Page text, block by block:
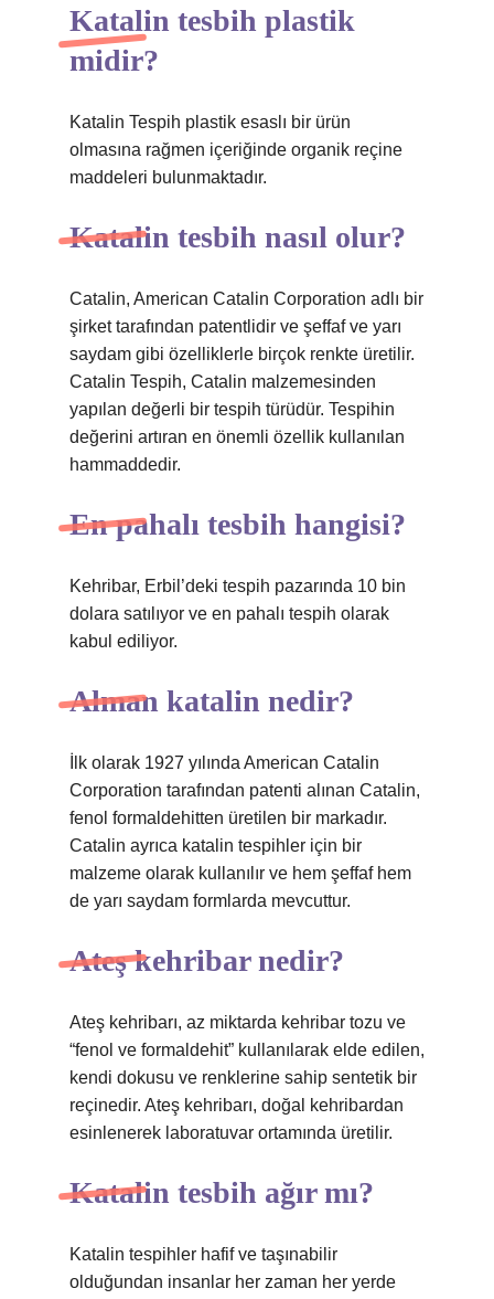
Katalin tesbih plastik
midir?
Katalin Tespih plastik esaslı bir ürün
olmasına rağmen içeriğinde organik reçine
maddeleri bulunmaktadır.
Katalin tesbih nasıl olur?
Catalin, American Catalin Corporation adlı bir
şirket tarafından patentlidir ve şeffaf ve yarı
saydam gibi özelliklerle birçok renkte üretilir.
Catalin Tespih, Catalin malzemesinden
yapılan değerli bir tespih türüdür. Tespihin
değerini artıran en önemli özellik kullanılan
hammaddedir.
En pahalı tesbih hangisi?
Kehribar, Erbil’deki tespih pazarında 10 bin
dolara satılıyor ve en pahalı tespih olarak
kabul ediliyor.
Alman katalin nedir?
İlk olarak 1927 yılında American Catalin
Corporation tarafından patenti alınan Catalin,
fenol formaldehitten üretilen bir markadır.
Catalin ayrıca katalin tespihler için bir
malzeme olarak kullanılır ve hem şeffaf hem
de yarı saydam formlarda mevcuttur.
Ateş kehribar nedir?
Ateş kehribarı, az miktarda kehribar tozu ve
“fenol ve formaldehit” kullanılarak elde edilen,
kendi dokusu ve renklerine sahip sentetik bir
reçinedir. Ateş kehribarı, doğal kehribardan
esinlenerek laboratuvar ortamında üretilir.
Katalin tesbih ağır mı?
Katalin tespihler hafif ve taşınabilir
olduğundan insanlar her zaman her yerde